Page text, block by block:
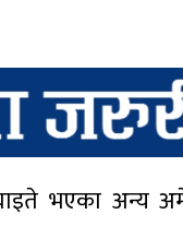
भएका अन्य